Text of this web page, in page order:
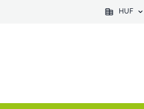
Ellenőrizze a rendelés állapotátHUF